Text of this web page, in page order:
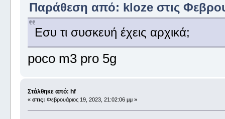
Παράθεση από: kloze στις
Εσυ τι συσκευή έχεις αρχικά;
poco m3 pro 5g
Στάλθηκε από: hf
« στις: Φεβρουάριος 19, 2023, 21:02:06 μμ »